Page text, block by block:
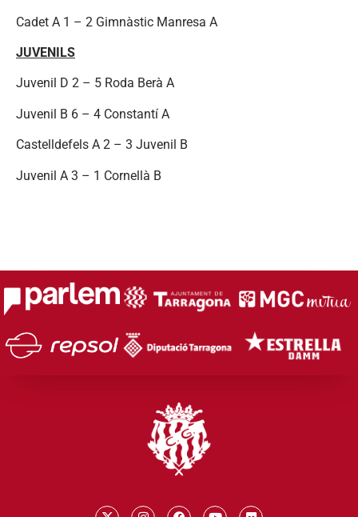
Cadet A 1 – 2 Gimnàstic Manresa A
JUVENILS
Juvenil D 2 – 5 Roda Berà A
Juvenil B 6 – 4 Constantí A
Castelldefels A 2 – 3 Juvenil B
Juvenil A 3 – 1 Cornellà B